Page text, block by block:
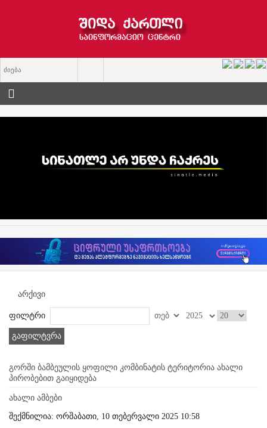
არქივი
ფილტრი
გაფილტვრა
გორში ბამბეულის ყოფილი კომბინატის ტერიტორია ახალი
პირობებით გაიყიდება
ახალი ამბები
შექმნილია: ორშაბათი, 10 თებერვალი 2025 10:58